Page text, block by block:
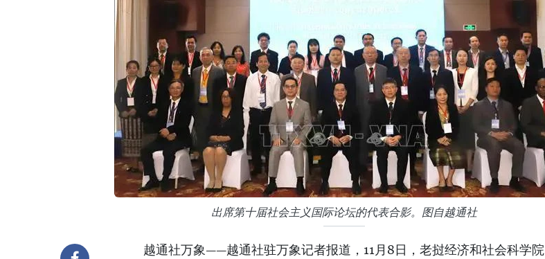
出席第十届社会主义国际论坛的代表合影。图自越通社
越通社万象——越通社驻万象记者报道，11月8日，老挝经济和社会科学院